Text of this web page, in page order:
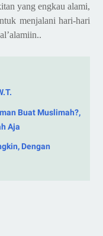
yang engkau alami,
menjalani hari-hari
Buat Muslimah?,
Aja
Dengan